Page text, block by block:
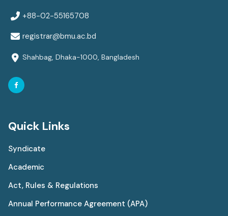
+88-02-55165708
registrar@bmu.ac.bd
Shahbag, Dhaka-1000, Bangladesh
Quick Links
Syndicate
Academic
Act, Rules & Regulations
Annual Performance Agreement (APA)